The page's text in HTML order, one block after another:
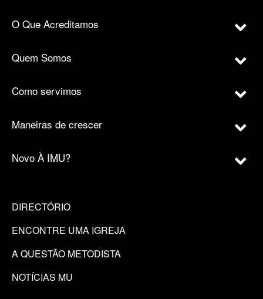
O Que Acreditamos
Quem Somos
Como servimos
Maneiras de crescer
Novo À IMU?
DIRECTÓRIO
ENCONTRE UMA IGREJA
A QUESTÃO METODISTA
NOTÍCIAS MU